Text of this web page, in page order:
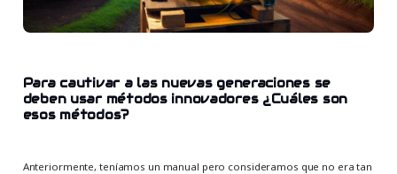
Para cautivar a las nuevas generaciones se
deben usar métodos innovadores ¿Cuáles son
esos métodos?
Anteriormente, teníamos un manual pero consideramos que no era tan